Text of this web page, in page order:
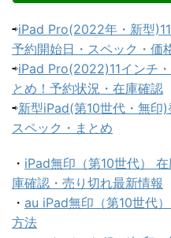
⇨iPad Pro(2022年・新型
予約開始日・スペック・価
⇨iPad Pro(2022)11インチ
とめ！予約状況・在庫確認
⇨新型iPad(第10世代・無印
スペック・まとめ
・ iPad無印（第10世代）
庫確認・売り切れ最新情報
・ au iPad無印（第10世代
方法